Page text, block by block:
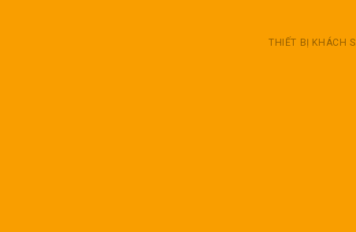
THIẾT BỊ KHÁCH